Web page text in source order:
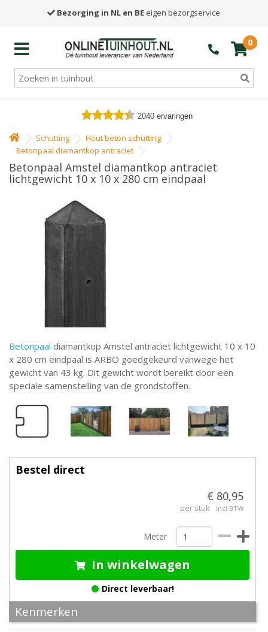
Bezorging in NL en BE eigen bezorgservice
0
2040 ervaringen
Schutting
Hout beton schutting
Betonpaal diamantkop antraciet
Betonpaal Amstel diamantkop antraciet
lichtgewicht 10 x 10 x 280 cm eindpaal
Betonpaal diamantkop Amstel antraciet lichtgewicht 10 x 10
x 280 cm eindpaal is ARBO goedgekeurd vanwege het
gewicht van 43 kg. Dit gewicht wordt bereikt door een
speciale samenstelling van de grondstoffen.
Bestel direct
€ 80,95
per stuk incl BTW
Meter
In winkelwagen
Direct leverbaar!
Kenmerken